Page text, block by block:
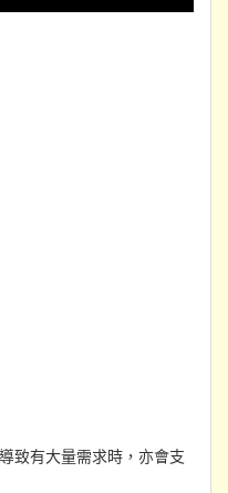
致有大量需求時，亦會支